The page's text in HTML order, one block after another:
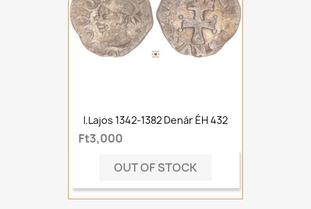
I.Lajos 1342-1382 Denár ÉH 432
Ft3,000
OUT OF STOCK